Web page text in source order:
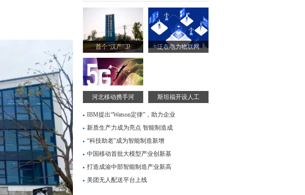
首个“汉产”卫 泛在电力物联网
河北移动携手河 斯坦福开设人工
IBM提出“Watson定律”，助力企业
新质生产力成为亮点 智能制造成
“科技助老”成为智能制造新增
中国移动首批大模型产业创新基
打造成渝中部智能制造产业新高
美团无人配送平台上线